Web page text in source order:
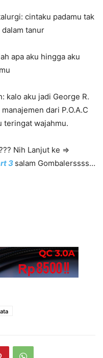
cintaku padamu tak
tanur
apa aku hingga aku
kalo aku jadi George R.
dari P.O.A.C
teringat wajahmu.
Nih Lanjut ke =>
3 salam Gombalerssss…